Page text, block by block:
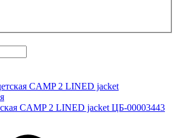
CAMP 2 LINED jacket ЦБ-00003443